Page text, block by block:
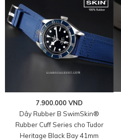
7.900.000 VND
Dây Rubber B SwimSkin®
Rubber Cuff Series cho Tudor
Heritage Black Bay 41mm